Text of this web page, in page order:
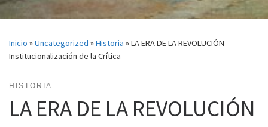
Inicio »Uncategorized »Historia »LA ERA DE LA REVOLUCIÓN –
Institucionalización de la Crítica
HISTORIA
LA ERA DE LA REVOLUCIÓN